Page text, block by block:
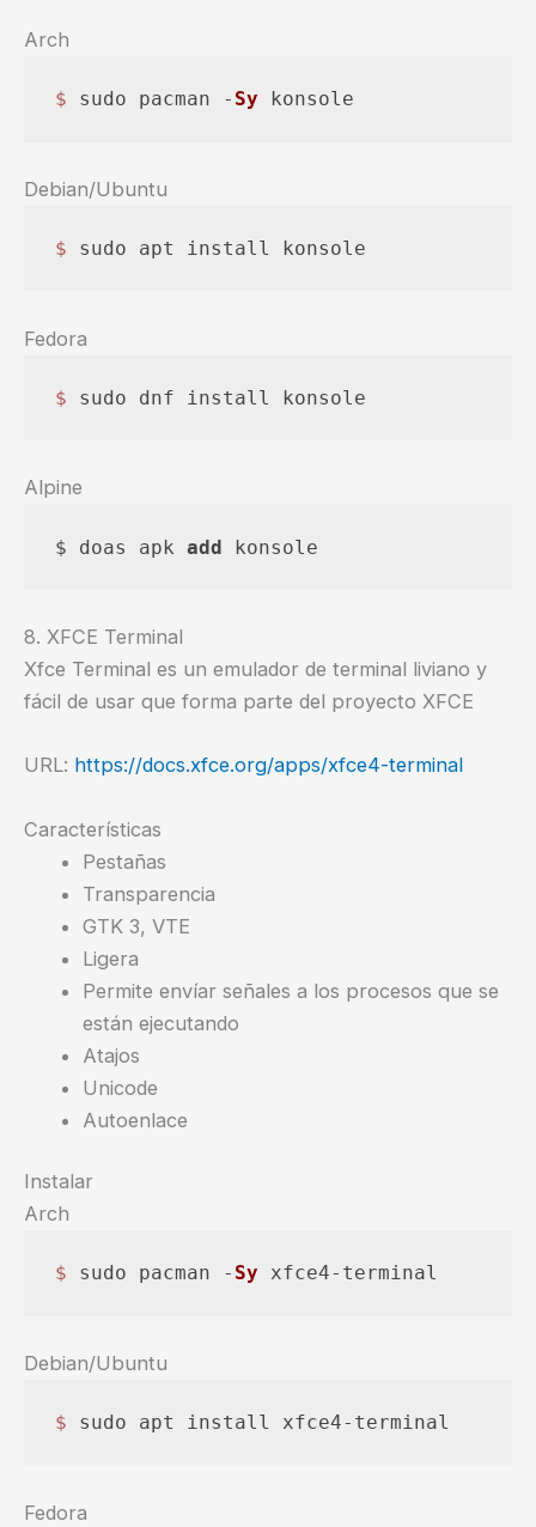
Arch
$ sudo pacman - Sy konsole
Debian/Ubuntu
$ sudo apt install konsole
Fedora
$ sudo dnf install konsole
Alpine
$ doas apk add konsole
8. XFCE Terminal
Xfce Terminal es un emulador de terminal liviano y
fácil de usar que forma parte del proyecto XFCE
URL: https://docs.xfce.org/apps/xfce4-terminal
Características
Pestañas
Transparencia
GTK 3, VTE
Ligera
Permite envíar señales a los procesos que se
están ejecutando
Atajos
Unicode
Autoenlace
Instalar
Arch
$ sudo pacman - Sy xfce4-terminal
Debian/Ubuntu
$ sudo apt install xfce4-terminal
Fedora